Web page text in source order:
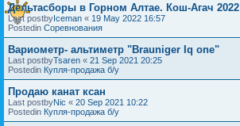
Дельтасборы в Горном Алтае. Кош-Агач 2022
Last postbyIceman « 19 May 2022 16:57
Postedin Соревнования
Вариометр- альтиметр "Brauniger Iq one"
Last postbyTsaren « 21 Sep 2021 20:25
Postedin Купля-продажа б/у
Продаю канат ксан
Last postbyNic « 20 Sep 2021 10:22
Postedin Купля-продажа б/у